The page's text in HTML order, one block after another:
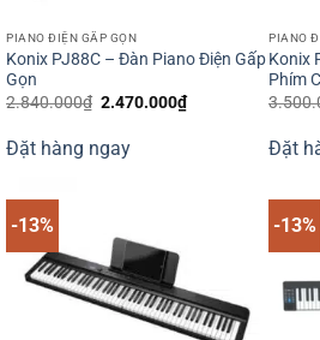
PIANO ĐIỆN GẤP GỌN
Konix PJ88C – Đàn Piano Điện Gấp
Gọn
2.840.000₫ Giá
2.840.000₫.
2.470.000₫Giá
hiện
Đặt hàng ngay
PIANO
Konix
Phím
Đặt
-13% -13%